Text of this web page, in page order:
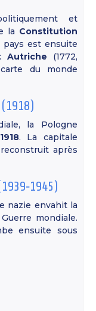
et
la Constitution
pays est ensuite
Autriche (1772,
du monde
la Pologne
1918. La capitale
après
nazie envahit la
mondiale.
ensuite sous